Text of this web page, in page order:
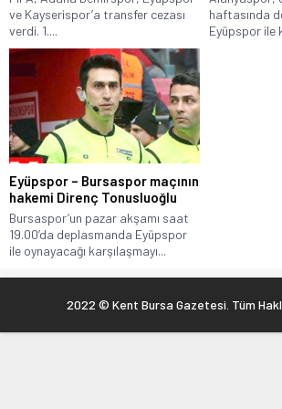
ve Kayserispor’a transfer cezası
verdi. 1....
haftasında
Eyüpspor ile
Eyüpspor – Bursaspor maçının
hakemi Direnç Tonusluoğlu
Bursaspor’un pazar akşamı saat
19.00’da deplasmanda Eyüpspor
ile oynayacağı karşılaşmayı...
2022 © Kent Bursa Gazetesi. Tüm